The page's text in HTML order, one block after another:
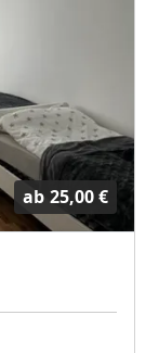
ab 25,00 €